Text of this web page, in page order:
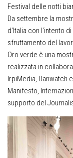
Festival delle notti
Da settembre la
d’Italia con l’intento
sfruttamento del
Oro verde è una
realizzata in
IrpiMedia, Danwatch
Manifesto,
supporto del